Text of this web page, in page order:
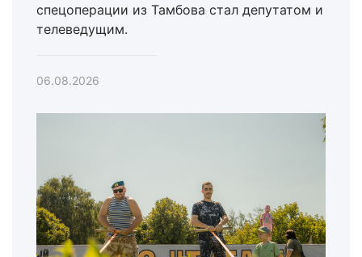
спецоперации из Тамбова стал депутатом и
телеведущим.
06.08.2026